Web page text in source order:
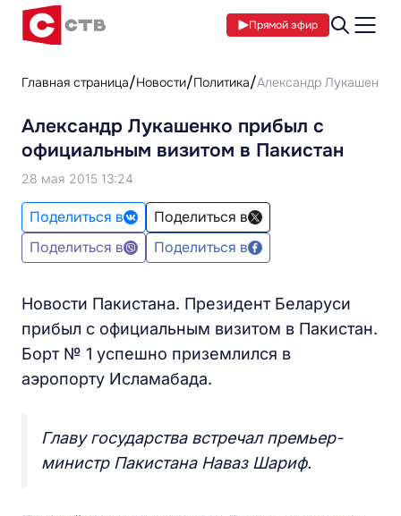
Прямой эфир
Главная страница Новости Политика Александр Лукашенко
Александр Лукашенко прибыл с
официальным визитом в Пакистан
28 мая 2015 13:24
Поделиться в
Поделиться в
Поделиться в
Поделиться в
Новости Пакистана. Президент Беларуси
прибыл с официальным визитом в Пакистан.
Борт № 1 успешно приземлился в
аэропорту Исламабада.
Главу государства встречал премьер-
министр Пакистана Наваз Шариф.